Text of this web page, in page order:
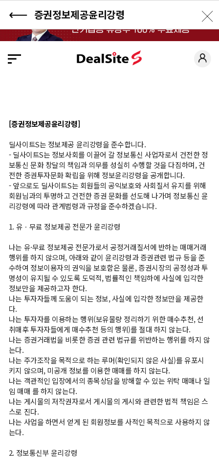
close
사
이
신
것
을
환
영
합
니
다!
로
그
인
하
시
다
양
한
서
비
스
를
받
아
보
세
요!
⟵ 증권정보제공윤리강령 ╳
[증권정보제공윤리강령]
딜사이트S는 정보제공 윤리강령을 준수합니다.
- 딜사이트S는 정보사회를 이끌어 갈 정보통신 사업자로서 건전한 정
보통신 문화 창달의 책임과 의무를 성실히 수행할 것을 다짐하며, 건
전한 증권투자문화 확립을 위해 정보윤리강령을 공개합니다.
- 앞으로도 딜사이트S는 회원들의 공익보호와 사회질서 유지를 위해
회원님과의 투명하고 건전한 증권 문화를 선도해 나가며 정보통신 윤
리강령에 따라 관계법령과 규정을 준수하겠습니다.
1. 유ㆍ무료 정보제공 전문가 윤리강령
나는 유·무료 정보제공 전문가로서 공정거래질서에 반하는 매매거래
행위를 하지 않으며, 아래와 같이 윤리강령과 증권관련 법규 등을 준
수하여 정보이용자의 권익을 보호함은 물론, 증권시장의 공정성과 투
명성이 유지될 수 있도록 도덕적, 법률적인 책임하에 사실에 입각한
정보만을 제공하고자 한다.
나는 투자자들께 도움이 되는 정보, 사실에 입각한 정보만을 제공한
다.
나는 투자자를 이용하는 행위(보유물량 정리하기 위한 매수추천, 선
취매후 투자자들에게 매수추천 등의 행위)를 절대 하지 않는다.
나는 증권거래법을 비롯한 증권 관련 법규를 위반하는 행위를 하지 않
는다.
나는 주가조작을 목적으로 하는 루머(확인되지 않은 사실)를 유포시
키지 않으며, 미공개 정보를 이용한 매매를 하지 않는다.
나는 객관적인 입장에서의 종목상담을 방해할 수 있는 위탁 매매나 일
임 매매 를 하지 않는다.
나는 게시물의 저작권자로서 게시물의 게시와 관련한 법적 책임은 스
스로 진다.
나는 사업을 하면서 얻게 된 회원정보를 사적인 목적으로 사용하지 않
는다.
2. 정보통신부 윤리강령